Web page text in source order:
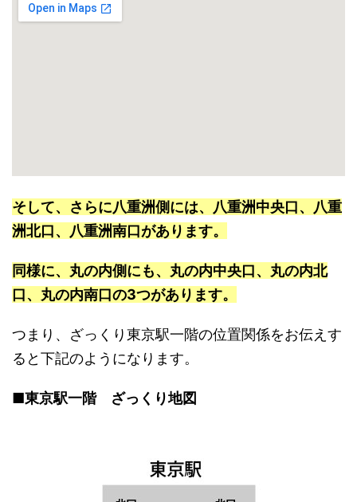
そして、さらに八重洲側には、八重洲中央口、八重
洲北口、八重洲南口があります。
同様に、丸の内側にも、丸の内中央口、丸の内北
口、丸の内南口の3つがあります。
つまり、ざっくり東京駅一階の位置関係をお伝えす
ると下記のようになります。
■東京駅一階 ざっくり地図